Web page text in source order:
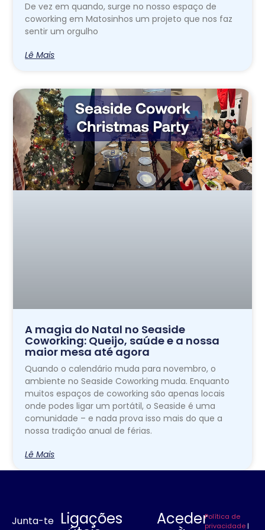
De vez em quando, surge no nosso espaço de
coworking em Matosinhos um projeto que nos faz
sentir um orgulho
Lê Mais
A magia do Natal no Seaside
Coworking: Queijo, saúde e a nossa
maior mesa até agora
Quando o calendário muda para novembro, o
ambiente no Seaside Coworking muda. Enquanto
muitos espaços de coworking são apenas locais
onde podes ligar um portátil, o Seaside é uma
comunidade – e nada prova isso mais do que a
nossa tradição anual de férias.
Lê Mais
Junta-te Ligações AcederPolítica de
privacidade |